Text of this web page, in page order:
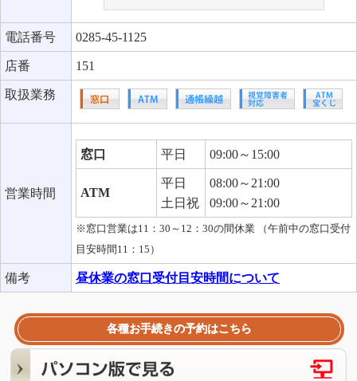
電話番号 0285-45-1125
店番 151
取扱業務
営業時間
窓口 平日 09:00～15:00
ATM
平日
土日祝
08:00～21:00
09:00～21:00
※窓口営業は11：30～12：30の間休業 （午前中の窓口受付
目安時間11：15）
備考 昼休業の窓口受付目安時間について
各種お手続きの予約はこちら